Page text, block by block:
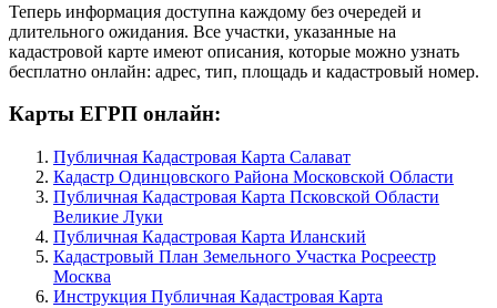
Теперь информация доступна каждому без очередей и
длительного ожидания. Все участки, указанные на
кадастровой карте имеют описания, которые можно узнать
бесплатно онлайн: адрес, тип, площадь и кадастровый номер.
Карты ЕГРП онлайн:
Публичная Кадастровая Карта Салават
Кадастр Одинцовского Района Московской Области
Публичная Кадастровая Карта Псковской Области
Великие Луки
Публичная Кадастровая Карта Иланский
Кадастровый План Земельного Участка Росреестр
Москва
Инструкция Публичная Кадастровая Карта